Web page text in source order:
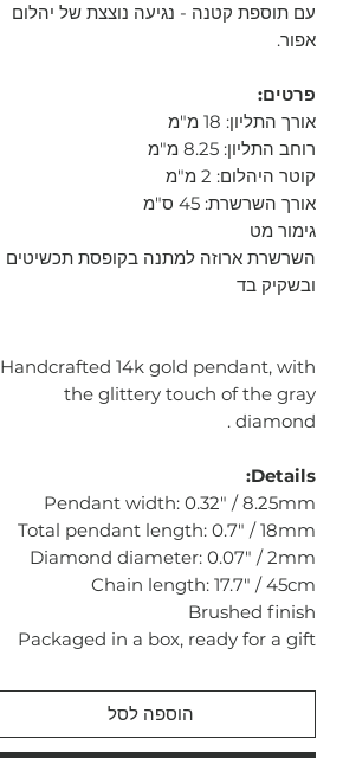
עם תוספת קטנה - נגיעה נוצצת של יהלום
אפור.
פרטים:
אורך התליון: 18 מ"מ
רוחב התליון: 8.25 מ"מ
קוטר היהלום: 2 מ"מ
אורך השרשרת: 45 ס"מ
גימור מט
השרשרת ארוזה למתנה בקופסת תכשיטים
ובשקיק בד
Handcrafted 14k gold pendant, with
the glittery touch of the gray
diamond .
Details:
Pendant width: 0.32" / 8.25mm
Total pendant length: 0.7" / 18mm
Diamond diameter: 0.07" / 2mm
Chain length: 17.7" / 45cm
Brushed finish
Packaged in a box, ready for a gift
הוספה לסל